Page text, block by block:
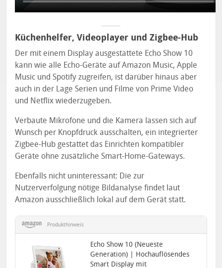
Küchenhelfer, Videoplayer und Zigbee-Hub
Der mit einem Display ausgestattete Echo Show 10
kann wie alle Echo-Geräte auf Amazon Music, Apple
Music und Spotify zugreifen, ist darüber hinaus aber
auch in der Lage Serien und Filme von Prime Video
und Netflix wiederzugeben.
Verbaute Mikrofone und die Kamera lassen sich auf
Wunsch per Knopfdruck ausschalten, ein integrierter
Zigbee-Hub gestattet das Einrichten kompatibler
Geräte ohne zusätzliche Smart-Home-Gateways.
Ebenfalls nicht uninteressant: Die zur
Nutzerverfolgung nötige Bildanalyse findet laut
Amazon ausschließlich lokal auf dem Gerät statt.
Produkthinweis
Echo Show 10 (Neueste
Generation) | Hochauflösendes
Smart Display mit